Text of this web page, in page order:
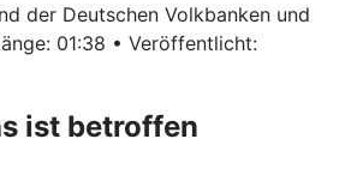
der Deutschen Volkbanken und
01:38 • Veröffentlicht:
ist betroffen